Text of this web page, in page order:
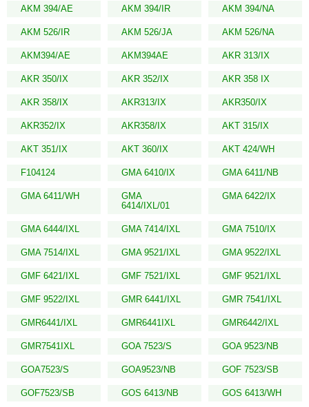
AKM 394/AE AKM 394/IR AKM 394/NA
AKM 526/IR AKM 526/JA AKM 526/NA
AKM394/AE AKM394AE AKR 313/IX
AKR 350/IX AKR 352/IX AKR 358 IX
AKR 358/IX AKR313/IX AKR350/IX
AKR352/IX AKR358/IX AKT 315/IX
AKT 351/IX AKT 360/IX AKT 424/WH
F104124 GMA 6410/IX GMA 6411/NB
GMA 6411/WH
GMA
6414/IXL/01
GMA 6422/IX
GMA 6444/IXL GMA 7414/IXL GMA 7510/IX
GMA 7514/IXL GMA 9521/IXL GMA 9522/IXL
GMF 6421/IXL GMF 7521/IXL GMF 9521/IXL
GMF 9522/IXL GMR 6441/IXL GMR 7541/IXL
GMR6441/IXL GMR6441IXL GMR6442/IXL
GMR7541IXL GOA 7523/S GOA 9523/NB
GOA7523/S GOA9523/NB GOF 7523/SB
GOF7523/SB GOS 6413/NB GOS 6413/WH